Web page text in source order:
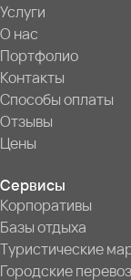
Услуги
О нас
Портфолио
Контакты
Способы оплаты
Отзывы
Цены
Сервисы
Корпоративы
Базы отдыха
Туристические
Городские